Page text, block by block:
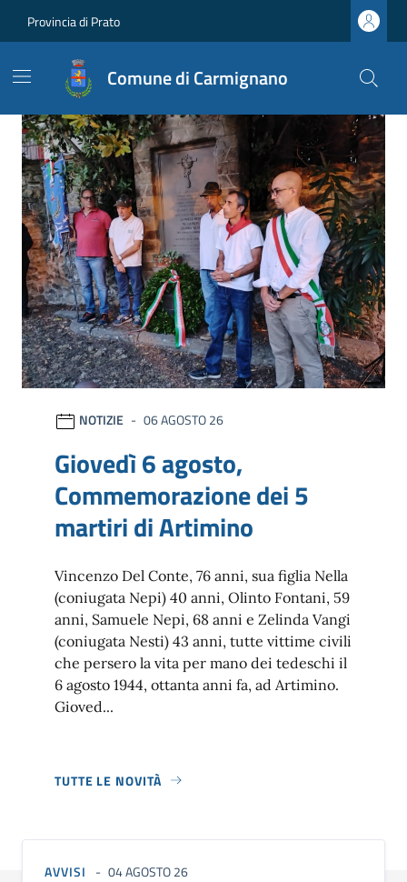
Provincia di Prato
Comune di Carmignano
Comune di Carmignano
Ultime notizie
NOTIZIE 06 AGOSTO 26
Giovedì 6 agosto,
Commemorazione dei 5
martiri di Artimino
Vincenzo Del Conte, 76 anni, sua figlia Nella
(coniugata Nepi) 40 anni, Olinto Fontani, 59
anni, Samuele Nepi, 68 anni e Zelinda Vangi
(coniugata Nesti) 43 anni, tutte vittime civili
che persero la vita per mano dei tedeschi il
6 agosto 1944, ottanta anni fa, ad Artimino.
Gioved...
TUTTE LE NOVITÀ
AVVISI 04 AGOSTO 26